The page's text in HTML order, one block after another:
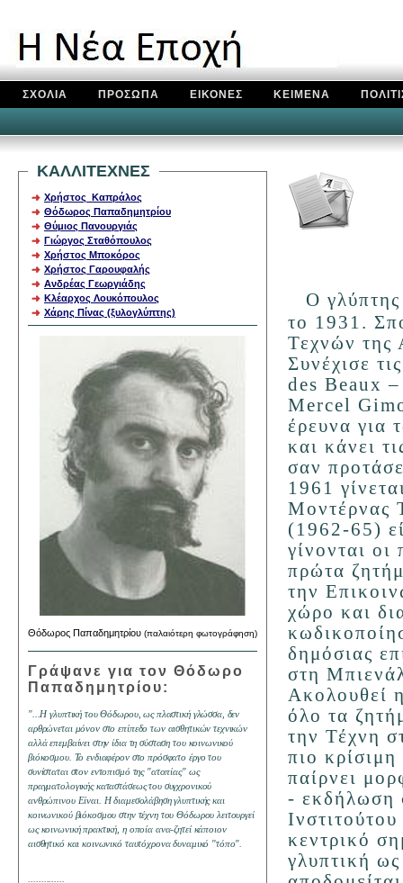
ΣΧΟΛΙΑ ΠΡΟΣΩΠΑ ΕΙΚΟΝΕΣ ΚΕΙΜΕΝΑ
Ο γλύπτης
το 1931.
Τεχνών της
Συνέχισε
des Beaux
Μercel
έρευνα για
και κάνει
σαν
1961
Μοντέρνας
(1962-65)
γίνονται οι
πρώτα
την
χώρο και
δημόσιας
στη
Ακολουθεί
όλο τα
την Τέχνη
πιο
παίρνει
- εκδήλωση
κεντρικό
γλυπτική
ΚΑΛΛΙΤΕΧΝΕΣ
Χρήστος Καπράλος
Θόδωρος Παπαδημητρίου
Θύμιος Πανουργιάς
Γιώργος Σταθόπουλος
Χρήστος Μποκόρος
Χρήστος Γαρουφαλής
Ανδρέας Γεωργιάδης
Κλέαρχος Λουκόπουλος
Χάρης Πίνας (ξυλογλύπτης)
Θόδωρος Παπαδημητρίου (παλαιότερη φωτογράφηση)
Γράψανε για τον Θόδωρο
Παπαδημητρίου:
"...Η γλυπτική του Θόδωρου, ως πλαστική γλώσσα, δεν
αρθρώνεται μόνον στο επίπεδο των αισθητικών τεχνικών
αλλά επεμβαίνει στην ίδια τη σύσταση του κοινωνικού
βιόκοσμου. Το ενδιαφέρον στο πρόσφατο έργο του
συνίσταται στον εντοπισμό της "ατοπίας" ως
πραγματολογικής καταστάσεως του συγχρονικού
ανθρώπινου Είναι. Η διαμεσολάβηση γλυπτικής και
κοινωνικού βιόκοσμου στην τέχνη του Θόδωρου λειτουργεί
ως κοινωνική πρακτική, η οποία ανα-ζητεί κάποιον
αισθητικό και κοινωνικό ταυτόχρονα δυναμικό "τόπο".